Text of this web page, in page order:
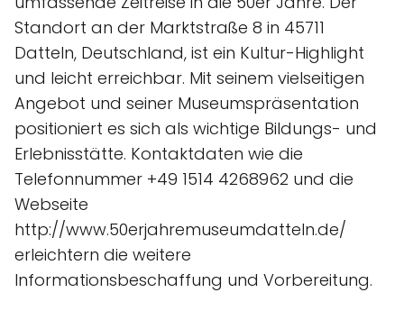
Standort an der Marktstraße 8 in 45711
Datteln, Deutschland, ist ein Kultur-Highlight
und leicht erreichbar. Mit seinem vielseitigen
Angebot und seiner Museumspräsentation
positioniert es sich als wichtige Bildungs- und
Erlebnisstätte. Kontaktdaten wie die
Telefonnummer +49 1514 4268962 und die
Webseite
http://www.50erjahremuseumdatteln.de/
erleichtern die weitere
Informationsbeschaffung und Vorbereitung.